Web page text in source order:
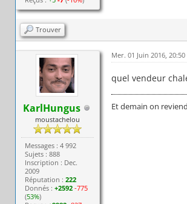
Trouver
KarlHungus
moustachelou
Messages : 4 992
Sujets : 888
Inscription : Dec.
2009
Réputation :222
Donnés :+2592 -775
(53%)
Mer. 01 Juin 2016, 20:50
quel vendeur
Et demain on